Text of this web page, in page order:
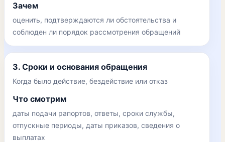
Зачем
оценить, подтверждаются ли обстоятельства и
соблюден ли порядок рассмотрения обращений
3. Сроки и основания обращения
Когда было действие, бездействие или отказ
Что смотрим
даты подачи рапортов, ответы, сроки службы,
отпускные периоды, даты приказов, сведения о
выплатах